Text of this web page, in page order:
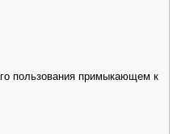
пользования примыкающем к